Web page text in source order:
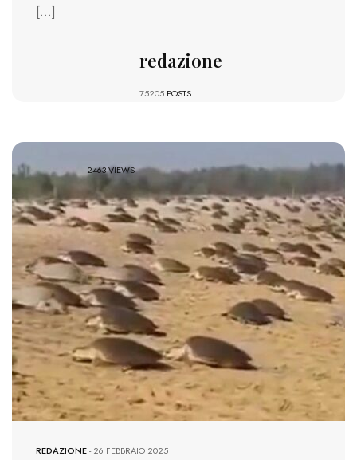
[…]
redazione
75205 POSTS
2463 VIEWS
REDAZIONE-26 FEBBRAIO 2025